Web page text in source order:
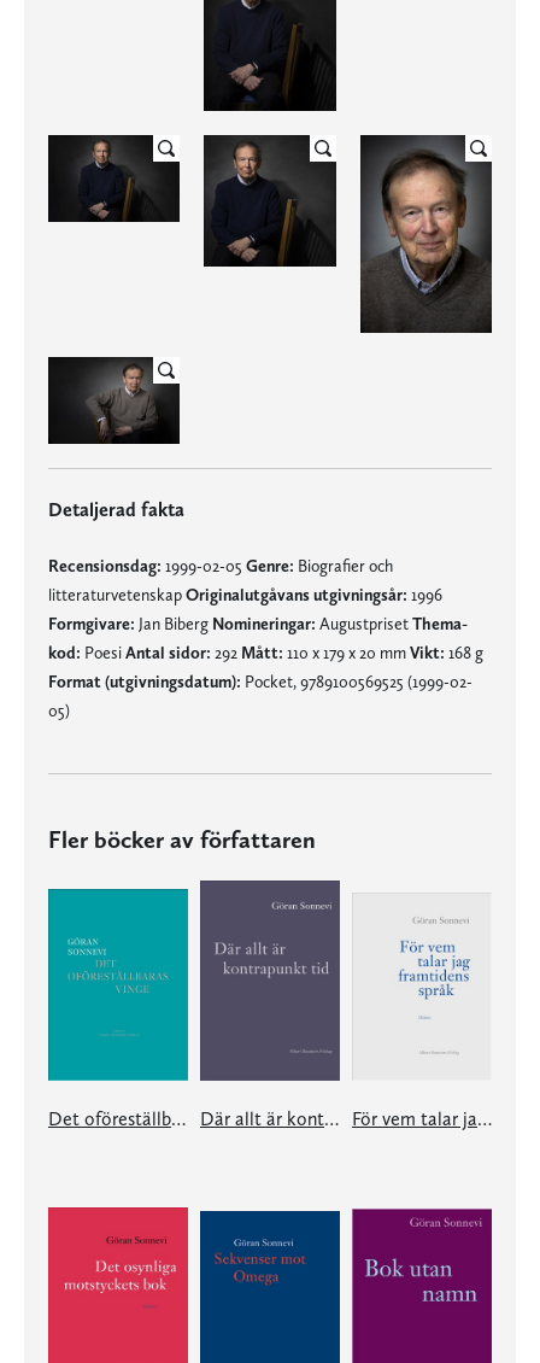
Detaljerad fakta
Recensionsdag: 1999-02-05 Genre: Biografier och
litteraturvetenskapOriginalutgåvans utgivningsår: 1996
Formgivare: Jan Biberg Nomineringar: AugustprisetThema-
kod: PoesiAntal sidor: 292 Mått: 110 x 179 x 20 mmVikt: 168 g
Format (utgivningsdatum): Pocket, 9789100569525 (1999-02-
05)
Fler böcker av författaren
Det oföreställbaras vinge Där allt är kontrapunkt tid För vem talar jag framtidens språk